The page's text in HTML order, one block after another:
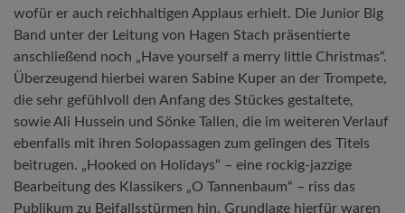
wofür er auch reichhaltigen Applaus erhielt. Die Junior Big
Band unter der Leitung von Hagen Stach präsentierte
anschließend noch „Have yourself a merry little Christmas“.
Überzeugend hierbei waren Sabine Kuper an der Trompete,
die sehr gefühlvoll den Anfang des Stückes gestaltete,
sowie Ali Hussein und Sönke Tallen, die im weiteren Verlauf
ebenfalls mit ihren Solopassagen zum gelingen des Titels
beitrugen. „Hooked on Holidays“ – eine rockig-jazzige
Bearbeitung des Klassikers „O Tannenbaum“ – riss das
Publikum zu Beifallsstürmen hin. Grundlage hierfür waren